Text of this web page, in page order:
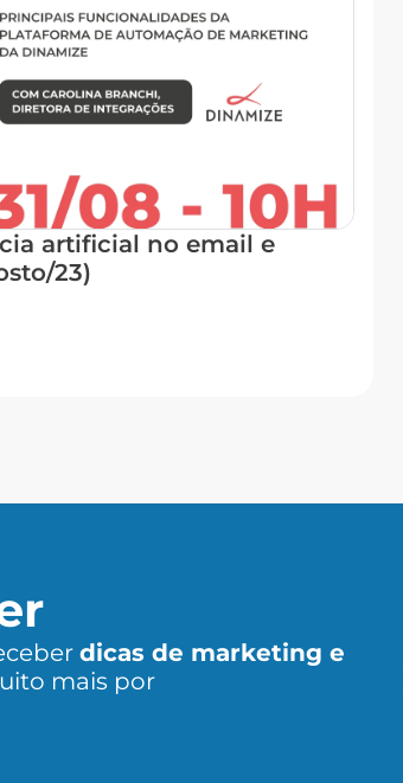
artificial no email e
23)
dicas de marketing e
mais por